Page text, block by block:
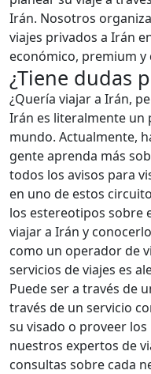
Irán. Nosotros
viajes privados a Irán
económico, premium y
¿Tiene dudas
¿Quería viajar a Irán,
Irán es literalmente un
mundo. Actualmente,
gente aprenda más
todos los avisos para
en uno de estos
los estereotipos sobre
viajar a Irán y
como un operador de
servicios de viajes es
Puede ser a través de
través de un servicio
su visado o proveer
nuestros expertos de
consultas sobre cada